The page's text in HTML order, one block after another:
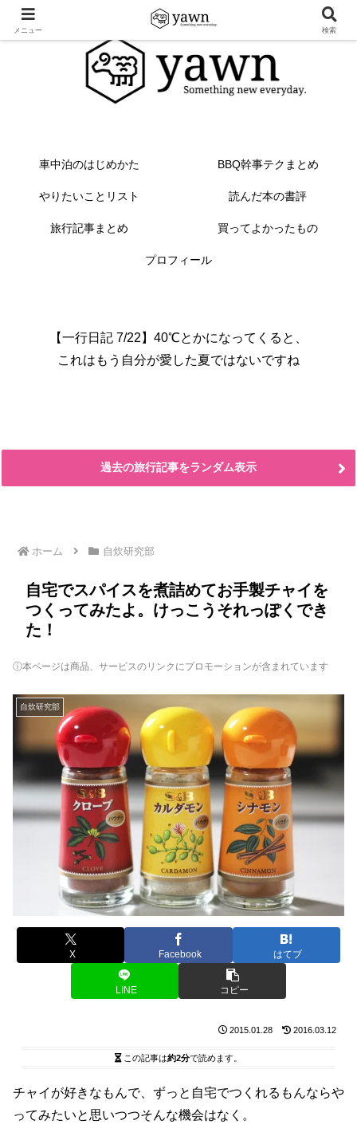
車中泊のはじめかた BBQ幹事テクまとめ
やりたいことリスト 読んだ本の書評
旅行記事まとめ 買ってよかったもの
プロフィール
【一行日記 7/22】40℃とかになってくると、
これはもう自分が愛した夏ではないですね
過去の旅行記事をランダム表示
ホーム 自炊研究部
自宅でスパイスを煮詰めてお手製チャイを
つくってみたよ。けっこうそれっぽくでき
た！
ⓘ本ページは商品、サービスのリンクにプロモーションが含まれています
自炊研究部
X Facebook はてブ
LINE コピー
2015.01.28 2016.03.12
この記事は約2分で読めます。
チャイが好きなもんで、ずっと自宅でつくれるもんならや
ってみたいと思いつつそんな機会はなく。
メニュー 検索